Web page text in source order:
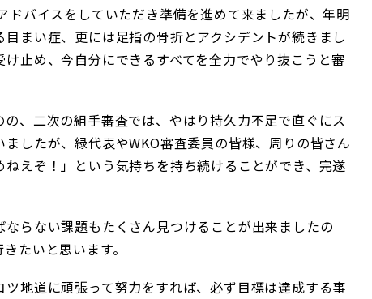
ドバイスをしていただき準備を進めて来ましたが、年明
まい症、更には足指の骨折とアクシデントが続きまし
止め、今自分にできるすべてを全力でやり抜こうと審
、二次の組手審査では、やはり持久力不足で直ぐにス
したが、緑代表やWKO審査委員の皆様、周りの皆さん
えぞ！」という気持ちを持ち続けることができ、完遂
らない課題もたくさん見つけることが出来ましたの
たいと思います。
地道に頑張って努力をすれば、必ず目標は達成する事